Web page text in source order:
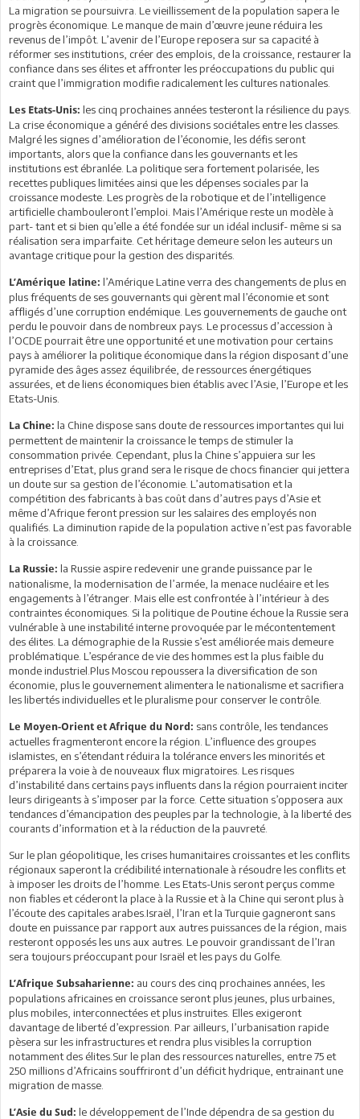
La migration se poursuivra. Le vieillissement de la population sapera le
progrès économique. Le manque de main d’œuvre jeune réduira les
revenus de l’impôt. L’avenir de l’Europe reposera sur sa capacité à
réformer ses institutions, créer des emplois, de la croissance, restaurer la
confiance dans ses élites et affronter les préoccupations du public qui
craint que l’immigration modifie radicalement les cultures nationales.
Les Etats-Unis: les cinq prochaines années testeront la résilience du pays.
La crise économique a généré des divisions sociétales entre les classes.
Malgré les signes d’amélioration de l’économie, les défis seront
importants, alors que la confiance dans les gouvernants et les
institutions est ébranlée. La politique sera fortement polarisée, les
recettes publiques limitées ainsi que les dépenses sociales par la
croissance modeste. Les progrès de la robotique et de l’intelligence
artificielle chambouleront l’emploi. Mais l’Amérique reste un modèle à
part- tant et si bien qu’elle a été fondée sur un idéal inclusif- même si sa
réalisation sera imparfaite. Cet héritage demeure selon les auteurs un
avantage critique pour la gestion des disparités.
L’Amérique latine: l’Amérique Latine verra des changements de plus en
plus fréquents de ses gouvernants qui gèrent mal l’économie et sont
affligés d’une corruption endémique. Les gouvernements de gauche ont
perdu le pouvoir dans de nombreux pays. Le processus d’accession à
l’OCDE pourrait être une opportunité et une motivation pour certains
pays à améliorer la politique économique dans la région disposant d’une
pyramide des âges assez équilibrée, de ressources énergétiques
assurées, et de liens économiques bien établis avec l’Asie, l’Europe et les
Etats-Unis.
La Chine: la Chine dispose sans doute de ressources importantes qui lui
permettent de maintenir la croissance le temps de stimuler la
consommation privée. Cependant, plus la Chine s’appuiera sur les
entreprises d’Etat, plus grand sera le risque de chocs financier qui jettera
un doute sur sa gestion de l’économie. L’automatisation et la
compétition des fabricants à bas coût dans d’autres pays d’Asie et
même d’Afrique feront pression sur les salaires des employés non
qualifiés. La diminution rapide de la population active n’est pas favorable
à la croissance.
La Russie: la Russie aspire redevenir une grande puissance par le
nationalisme, la modernisation de l’armée, la menace nucléaire et les
engagements à l’étranger. Mais elle est confrontée à l’intérieur à des
contraintes économiques. Si la politique de Poutine échoue la Russie sera
vulnérable à une instabilité interne provoquée par le mécontentement
des élites. La démographie de la Russie s’est améliorée mais demeure
problématique. L’espérance de vie des hommes est la plus faible du
monde industriel.Plus Moscou repoussera la diversification de son
économie, plus le gouvernement alimentera le nationalisme et sacrifiera
les libertés individuelles et le pluralisme pour conserver le contrôle.
Le Moyen-Orient et Afrique du Nord: sans contrôle, les tendances
actuelles fragmenteront encore la région. L’influence des groupes
islamistes, en s’étendant réduira la tolérance envers les minorités et
préparera la voie à de nouveaux flux migratoires. Les risques
d’instabilité dans certains pays influents dans la région pourraient inciter
leurs dirigeants à s’imposer par la force. Cette situation s’opposera aux
tendances d’émancipation des peuples par la technologie, à la liberté des
courants d’information et à la réduction de la pauvreté.
Sur le plan géopolitique, les crises humanitaires croissantes et les conflits
régionaux saperont la crédibilité internationale à résoudre les conflits et
à imposer les droits de l’homme. Les Etats-Unis seront perçus comme
non fiables et céderont la place à la Russie et à la Chine qui seront plus à
l’écoute des capitales arabes.Israël, l’Iran et la Turquie gagneront sans
doute en puissance par rapport aux autres puissances de la région, mais
resteront opposés les uns aux autres. Le pouvoir grandissant de l’Iran
sera toujours préoccupant pour Israël et les pays du Golfe.
L’Afrique Subsaharienne: au cours des cinq prochaines années, les
populations africaines en croissance seront plus jeunes, plus urbaines,
plus mobiles, interconnectées et plus instruites. Elles exigeront
davantage de liberté d’expression. Par ailleurs, l’urbanisation rapide
pèsera sur les infrastructures et rendra plus visibles la corruption
notamment des élites.Sur le plan des ressources naturelles, entre 75 et
250 millions d’Africains souffriront d’un déficit hydrique, entrainant une
migration de masse.
L’Asie du Sud: le développement de l’Inde dépendra de sa gestion du